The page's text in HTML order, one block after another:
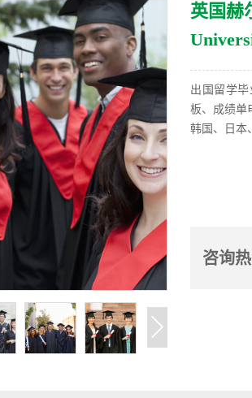
英国赫
出国留学
板、成绩单
韩国、日本
咨询热